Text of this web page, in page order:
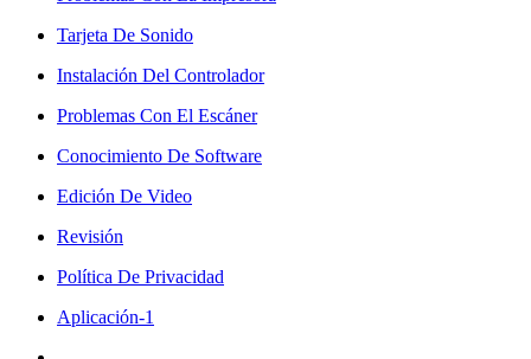
Tarjeta De Sonido
Instalación Del Controlador
Problemas Con El Escáner
Conocimiento De Software
Edición De Video
Revisión
Política De Privacidad
Aplicación-1